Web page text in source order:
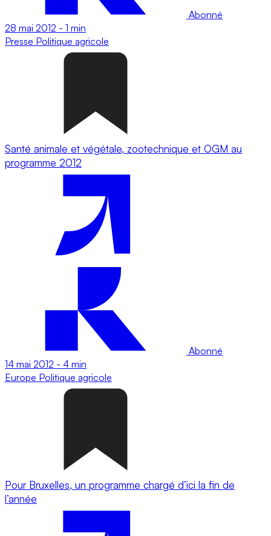
Abonné
28 mai 2012 - 1 min
Presse Politique agricole
Santé animale et végétale, zootechnique et OGM au
programme 2012
Abonné
14 mai 2012 - 4 min
Europe Politique agricole
Pour Bruxelles, un programme chargé d’ici la fin de
l’année